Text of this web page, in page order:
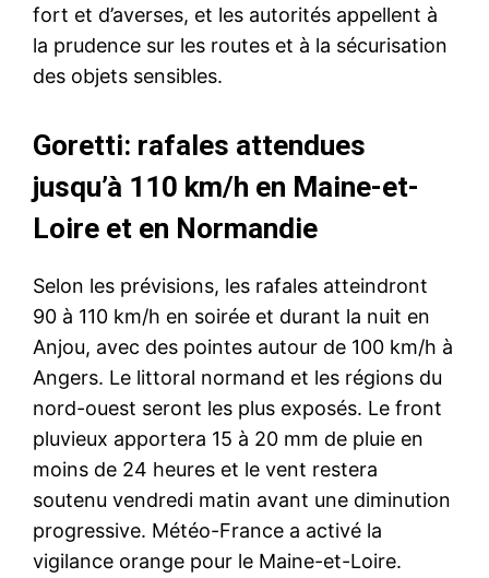
fort et d’averses, et les autorités appellent à
la prudence sur les routes et à la sécurisation
des objets sensibles.
Goretti: rafales attendues
jusqu’à 110 km/h en Maine-et-
Loire et en Normandie
Selon les prévisions, les rafales atteindront
90 à 110 km/h en soirée et durant la nuit en
Anjou, avec des pointes autour de 100 km/h à
Angers. Le littoral normand et les régions du
nord-ouest seront les plus exposés. Le front
pluvieux apportera 15 à 20 mm de pluie en
moins de 24 heures et le vent restera
soutenu vendredi matin avant une diminution
progressive. Météo-France a activé la
vigilance orange pour le Maine-et-Loire.